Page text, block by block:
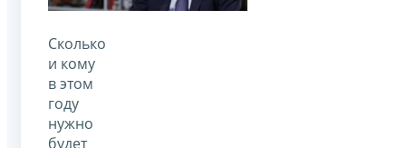
Сколько
и кому
в этом
году
нужно
будет